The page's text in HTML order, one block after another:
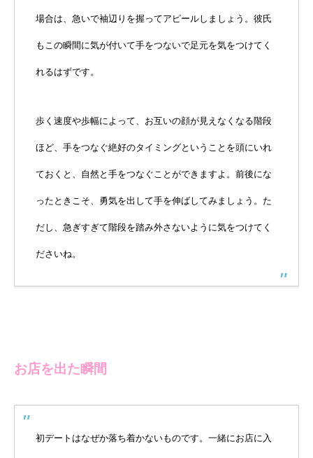
場合は、急いで袖辺りを握ってアピールしましょう。彼氏
もこの瞬間に気が付いて手をつないで足元を気をつけてく
れるはずです。
歩く速度や歩幅によって、お互いの顔が見えなくなる階段
ほど、手をつなぐ絶好のタイミングということを頭にいれ
ておくと、自然と手をつなぐことができますよ。前後にな
ったときこそ、勇気を出して手を伸ばしてみましょう。た
だし、急ぎすぎて階段を踏み外さないように気をつけてく
ださいね。
お店を出た瞬間
初デートはなぜか落ち着かないものです。一緒にお店に入